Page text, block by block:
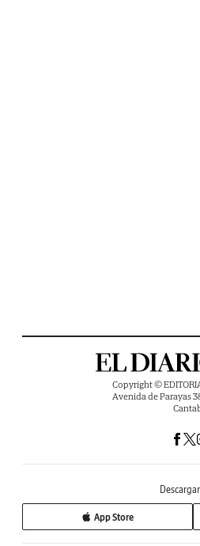
Copyright ©
Avenida de Parayas
App Store